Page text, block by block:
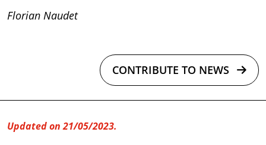
Florian Naudet
CONTRIBUTE TO NEWS
Updated on 21/05/2023.